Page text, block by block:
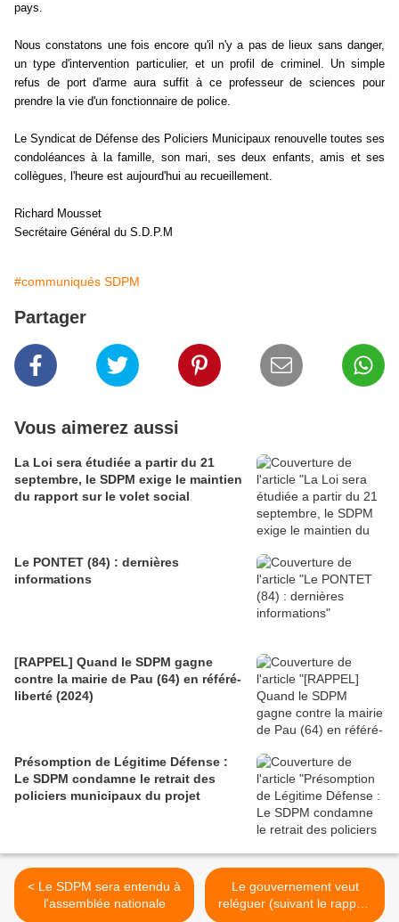
pays.
Nous constatons une fois encore qu'il n'y a pas de lieux sans danger,
un type d'intervention particulier, et un profil de criminel. Un simple
refus de port d'arme aura suffit à ce professeur de sciences pour
prendre la vie d'un fonctionnaire de police.
Le Syndicat de Défense des Policiers Municipaux renouvelle toutes ses
condoléances à la famille, son mari, ses deux enfants, amis et ses
collègues, l'heure est aujourd'hui au recueillement.
Richard Mousset
Secrétaire Général du S.D.P.M
#communiqués SDPM
Partager
Vous aimerez aussi
La Loi sera étudiée a partir du 21
septembre, le SDPM exige le maintien
du rapport sur le volet social
Le PONTET (84) : dernières
informations
[RAPPEL] Quand le SDPM gagne
contre la mairie de Pau (64) en référé-
liberté (2024)
Présomption de Légitime Défense :
Le SDPM condamne le retrait des
policiers municipaux du projet
< Le SDPM sera entendu à
l'assemblée nationale
Le gouvernement veut
reléguer (suivant le rapport